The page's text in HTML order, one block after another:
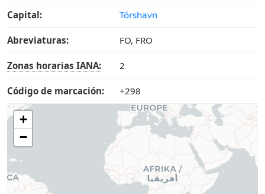
Capital: Tórshavn
Abreviaturas: FO, FRO
Zonas horarias IANA: 2
Código de marcación: +298
+
−